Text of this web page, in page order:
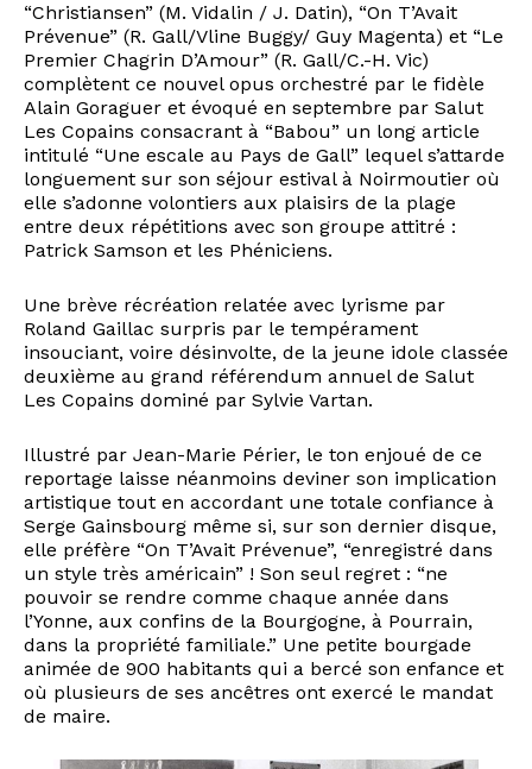
“Christiansen” (M. Vidalin / J. Datin), “On T’Avait
Prévenue” (R. Gall/Vline Buggy/ Guy Magenta) et “Le
Premier Chagrin D’Amour” (R. Gall/C.-H. Vic)
complètent ce nouvel opus orchestré par le fidèle
Alain Goraguer et évoqué en septembre par Salut
Les Copains consacrant à “Babou” un long article
intitulé “Une escale au Pays de Gall” lequel s’attarde
longuement sur son séjour estival à Noirmoutier où
elle s’adonne volontiers aux plaisirs de la plage
entre deux répétitions avec son groupe attitré :
Patrick Samson et les Phéniciens.
Une brève récréation relatée avec lyrisme par
Roland Gaillac surpris par le tempérament
insouciant, voire désinvolte, de la jeune idole classée
deuxième au grand référendum annuel de Salut
Les Copains dominé par Sylvie Vartan.
Illustré par Jean-Marie Périer, le ton enjoué de ce
reportage laisse néanmoins deviner son implication
artistique tout en accordant une totale confiance à
Serge Gainsbourg même si, sur son dernier disque,
elle préfère “On T’Avait Prévenue”, “enregistré dans
un style très américain” ! Son seul regret : “ne
pouvoir se rendre comme chaque année dans
l’Yonne, aux confins de la Bourgogne, à Pourrain,
dans la propriété familiale.” Une petite bourgade
animée de 900 habitants qui a bercé son enfance et
où plusieurs de ses ancêtres ont exercé le mandat
de maire.